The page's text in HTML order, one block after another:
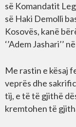
së Komandatit
së Haki Demolli
Kosovës, kanë
‘’Adem Jashari’’
Me rastin e kësaj
veprës dhe
tij, e të të gjithë
kremtohen të